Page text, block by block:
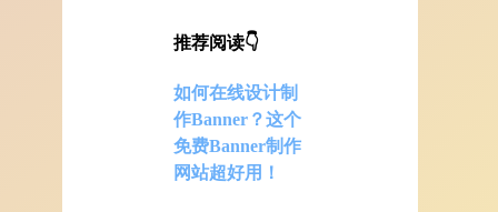
推荐阅读👇
如何在线设计制
作Banner？这个
免费Banner制作
网站超好用！